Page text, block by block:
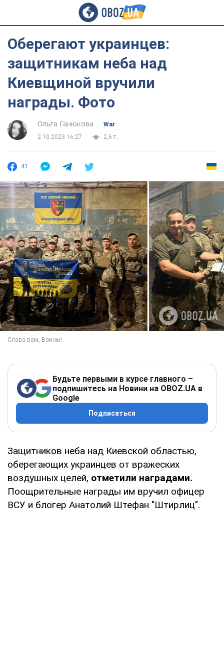
Оберегают украинцев:
защитникам неба над
Киевщиной вручили
награды. Фото
Ольга Ганюкова
War
2.10.2023 16:27
2,6 т.
41
Будьте первыми в курсе главного –
подпишитесь на Новини на OBOZ.UA в
Google
Подписаться
Защитников неба над Киевской областью,
оберегающих украинцев от вражеских
воздушных целей, отметили наградами.
Поощрительные награды им вручил офицер
ВСУ и блогер Анатолий Штефан "Штирлиц".